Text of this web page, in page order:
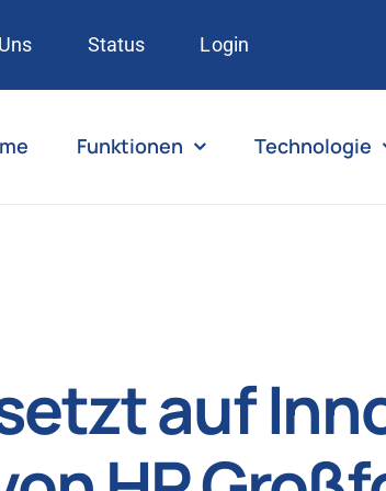
Status Login
Funktionen Technologie
auf